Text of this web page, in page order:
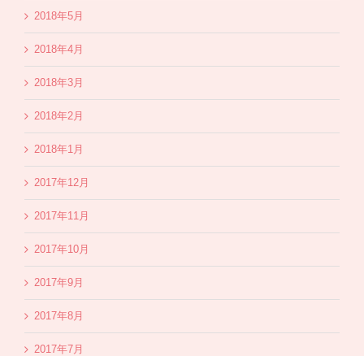
2018年5月
2018年4月
2018年3月
2018年2月
2018年1月
2017年12月
2017年11月
2017年10月
2017年9月
2017年8月
2017年7月